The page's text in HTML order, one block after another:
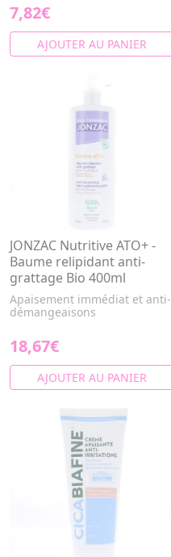
7,82€
AJOUTER AU PANIER
JONZAC Nutritive ATO+ -
Baume relipidant anti-
grattage Bio 400ml
Apaisement immédiat et anti-
démangeaisons
18,67€
AJOUTER AU PANIER